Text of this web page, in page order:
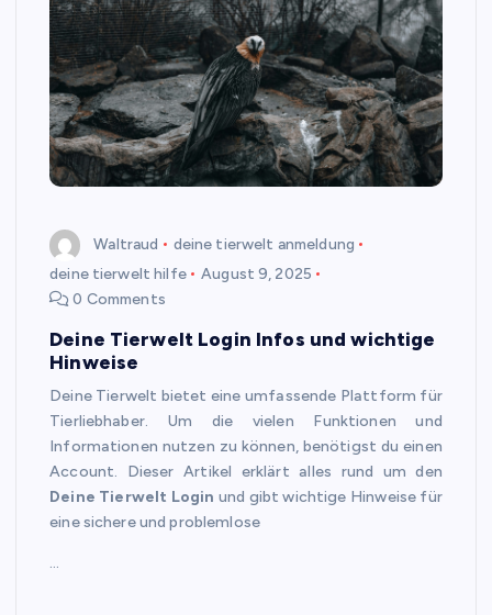
Waltraud
deine tierwelt anmeldung
deine tierwelt hilfe
August 9, 2025
0 Comments
Deine Tierwelt Login Infos und wichtige
Hinweise
Deine Tierwelt bietet eine umfassende Plattform für
Tierliebhaber. Um die vielen Funktionen und
Informationen nutzen zu können, benötigst du einen
Account. Dieser Artikel erklärt alles rund um den
Deine Tierwelt Login und gibt wichtige Hinweise für
eine sichere und problemlose
…